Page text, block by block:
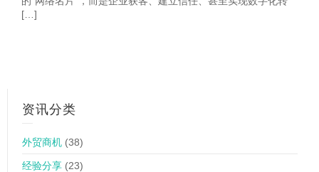
[…]
资讯分类
外贸商机 (38)
经验分享 (23)